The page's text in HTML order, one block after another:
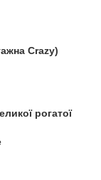
Crazy)
рогатої